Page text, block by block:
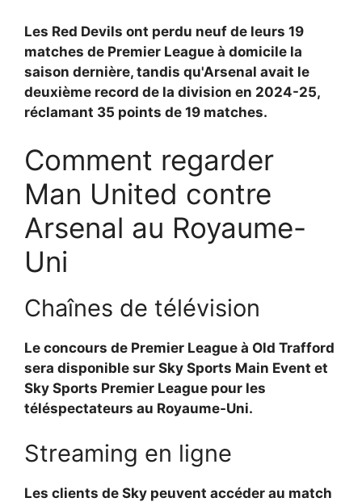
Les Red Devils ont perdu neuf de leurs 19
matches de Premier League à domicile la
saison dernière, tandis qu'Arsenal avait le
deuxième record de la division en 2024-25,
réclamant 35 points de 19 matches.
Comment regarder
Man United contre
Arsenal au Royaume-
Uni
Chaînes de télévision
Le concours de Premier League à Old Trafford
sera disponible sur Sky Sports Main Event et
Sky Sports Premier League pour les
téléspectateurs au Royaume-Uni.
Streaming en ligne
Les clients de Sky peuvent accéder au match